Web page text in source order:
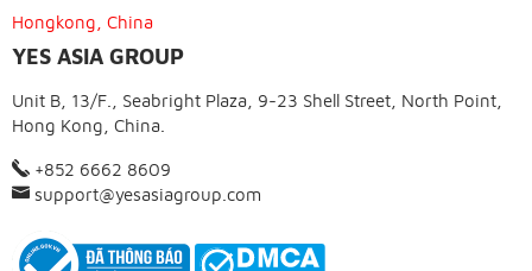
Hongkong, China
YES ASIA GROUP
Unit B, 13/F., Seabright Plaza, 9-23 Shell Street, North Point,
Hong Kong, China.
+852 6662 8609
support@yesasiagroup.com